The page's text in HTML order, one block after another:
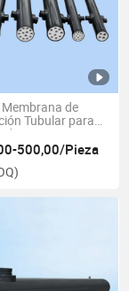
de
Tubular para
de Aguas
Industriales
500,00/Pieza